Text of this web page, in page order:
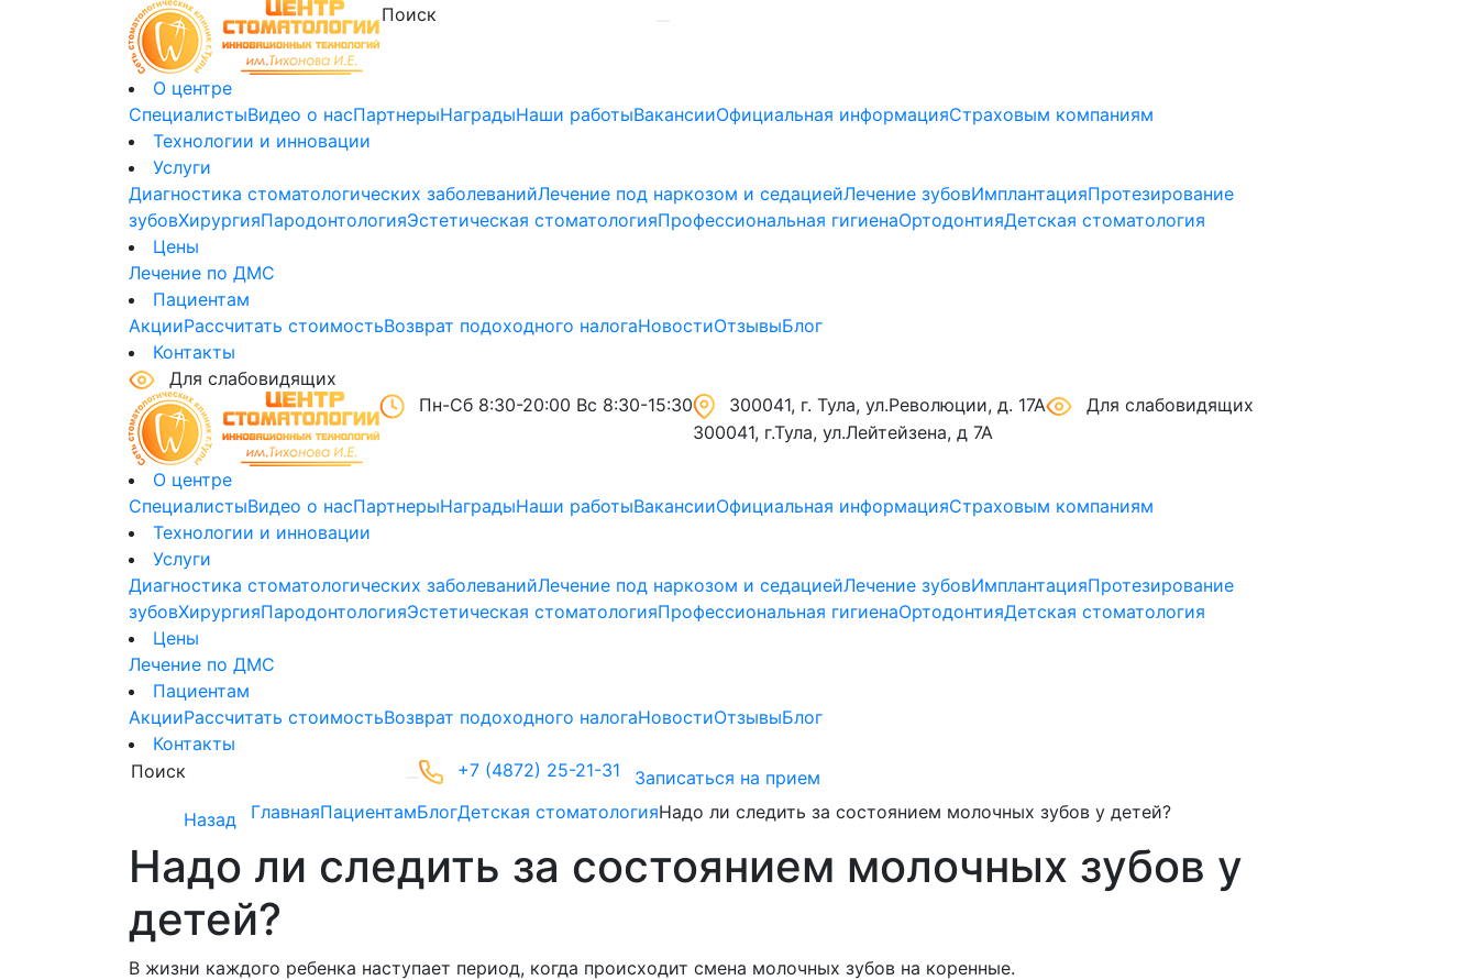
О центре
СпециалистыВидео о насПартнерыНаградыНаши работыВакансииОфициальная информацияСтраховым компаниям
Технологии и инновации
Услуги
Диагностика стоматологических заболеванийЛечение под наркозом и седациейЛечение зубовИмплантацияПротезирование
зубовХирургияПародонтологияЭстетическая стоматологияПрофессиональная гигиенаОртодонтияДетская стоматология
Цены
Лечение по ДМС
Пациентам
АкцииРассчитать стоимостьВозврат подоходного налогаНовостиОтзывыБлог
Контакты
Для слабовидящих
Пн-Сб 8:30-20:00 Вс 8:30-15:30
300041, г. Тула, ул.Революции, д. 17А
300041, г.Тула, ул.Лейтейзена, д 7А
Для слабовидящих
О центре
СпециалистыВидео о насПартнерыНаградыНаши работыВакансииОфициальная информацияСтраховым компаниям
Технологии и инновации
Услуги
Диагностика стоматологических заболеванийЛечение под наркозом и седациейЛечение зубовИмплантацияПротезирование
зубовХирургияПародонтологияЭстетическая стоматологияПрофессиональная гигиенаОртодонтияДетская стоматология
Цены
Лечение по ДМС
Пациентам
АкцииРассчитать стоимостьВозврат подоходного налогаНовостиОтзывыБлог
Контакты
+7 (4872) 25-21-31
Записаться на прием
Назад
ГлавнаяПациентамБлогДетская стоматологияНадо ли следить за состоянием молочных зубов у детей?
Надо ли следить за состоянием молочных зубов у
детей?
В жизни каждого ребенка наступает период, когда происходит смена молочных зубов на коренные.